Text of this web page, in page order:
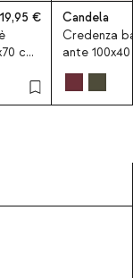
cm
Candela
Credenza
ante
e metallo